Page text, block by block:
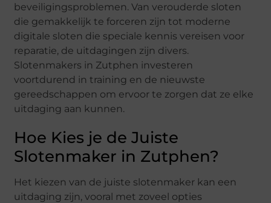
beveiligingsproblemen. Van verouderde sloten
die gemakkelijk te forceren zijn tot moderne
digitale sloten die speciale kennis vereisen voor
reparatie, de uitdagingen zijn divers.
Slotenmakers in Zutphen investeren
voortdurend in training en de nieuwste
gereedschappen om ervoor te zorgen dat ze elke
uitdaging aan kunnen.
Hoe Kies je de Juiste
Slotenmaker in Zutphen?
Het kiezen van de juiste slotenmaker kan een
uitdaging zijn, vooral met zoveel opties